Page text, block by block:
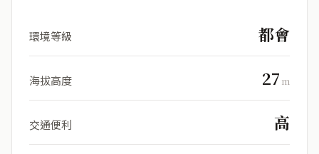
環境等級 都會
海拔高度 27 m
交通便利 高